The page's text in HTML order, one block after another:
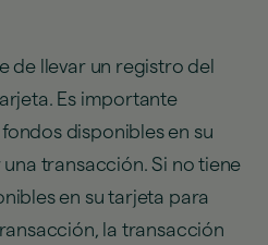
de llevar un registro del
Es importante
disponibles en su
transacción. Si no tiene
en su tarjeta para
la transacción